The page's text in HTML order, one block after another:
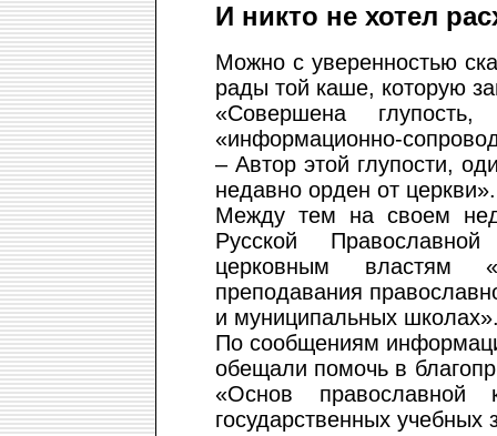
И никто не хотел
Можно с уверенностью
рады той каше, которую
«Совершена
«информационно-
– Автор этой глупости,
недавно орден от церкви».
Между тем на своем
Русской
церковным властям
преподавания
и муниципальных
По сообщениям
обещали помочь в
«Основ православной
государственных учебных